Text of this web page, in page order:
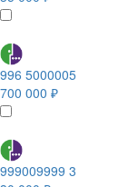
996 5000005
700 000 ₽
999009999 3